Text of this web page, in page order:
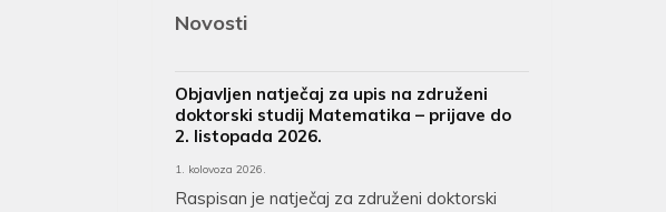
Novosti
Objavljen natječaj za upis na združeni
doktorski studij Matematika – prijave do
2. listopada 2026.
1. kolovoza 2026.
Raspisan je natječaj za združeni doktorski